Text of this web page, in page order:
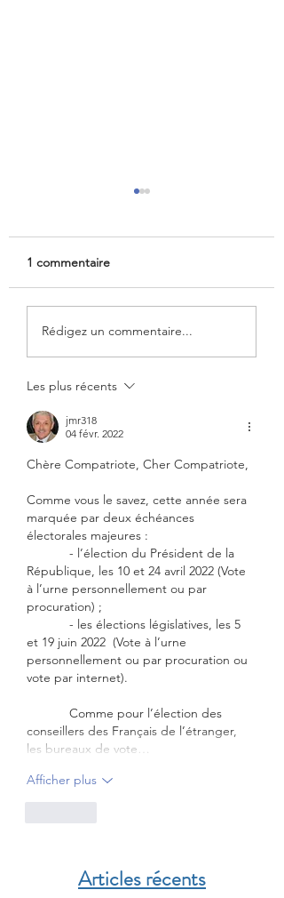
Loi du 7 avril 2026 visant
à simplifier la sortie de
l'indivision successorale
et la gestion des
1 commentaire
Rédigez un commentaire...
Les plus récents
jmr318
04 févr. 2022
Chère Compatriote, Cher Compatriote,
Comme vous le savez, cette année sera
marquée par deux échéances
électorales majeures :
République, les 10 et 24 avril 2022 (Vote
à l’urne personnellement ou par
procuration) ;
et 19 juin 2022  (Vote à l’urne
personnellement ou par procuration ou
vote par internet).
conseillers des Français de l’étranger,
les bureaux de vote…
Afficher plus
Articles récents